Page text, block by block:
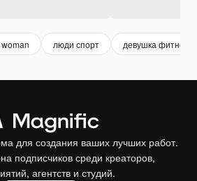
люди спорт девушка фитнес
для создания ваших лучших работ.
подписчиков среди креаторов,
агентств и студий.